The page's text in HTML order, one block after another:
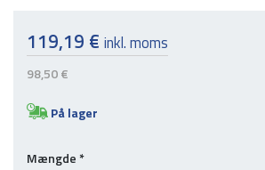
119,19 € inkl. moms
98,50 €
På lager
Mængde*